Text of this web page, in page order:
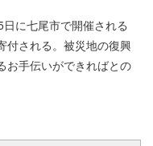
に七尾市で開催される
付される。被災地の復興
お手伝いができればとの